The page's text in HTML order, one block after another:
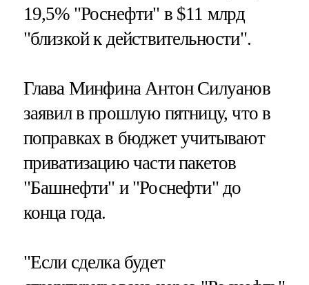
19,5% "Роснефти" в $11 млрд
"близкой к действительности".
Глава Минфина Антон Силуанов
заявил в прошлую пятницу, что в
поправках в бюджет учитывают
приватизацию части пакетов
"Башнефти" и "Роснефти" до
конца года.
"Если сделка будет